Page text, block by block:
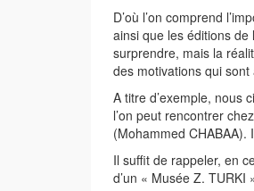
D’où l’on comprend
ainsi que les éditions de
surprendre, mais la
des motivations qui sont
A titre d’exemple, nous
l’on peut rencontrer
(Mohammed CHABAA).
Il suffit de rappeler, en
d’un « Musée Z.